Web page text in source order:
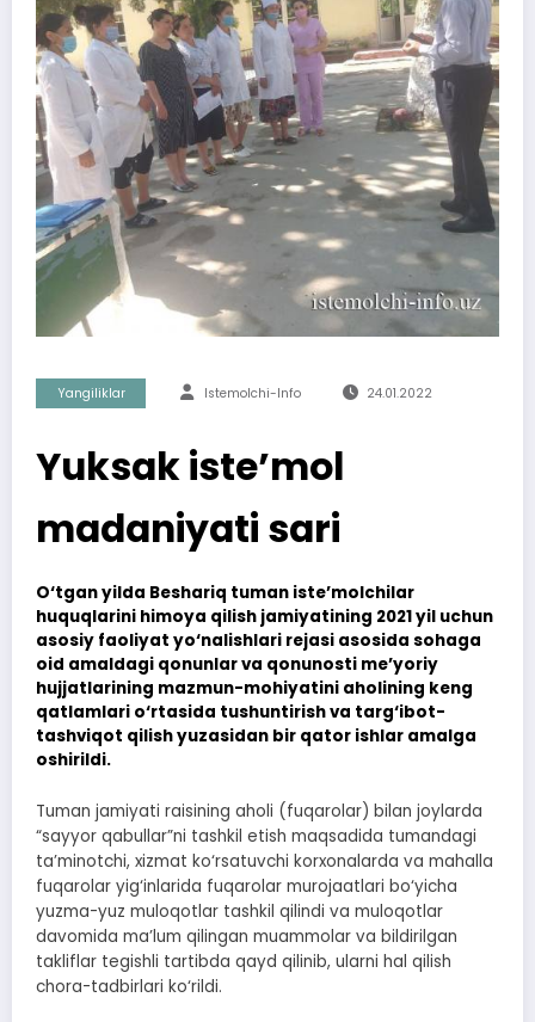
Yangiliklar Istemolchi-Info 24.01.2022
Yuksak iste’mol
madaniyati sari
O‘tgan yilda Beshariq tuman iste’molchilar
huquqlarini himoya qilish jamiyatining 2021 yil uchun
asosiy faoliyat yo‘nalishlari rejasi asosida sohaga
oid amaldagi qonunlar va qonunosti me’yoriy
hujjatlarining mazmun-mohiyatini aholining keng
qatlamlari o‘rtasida tushuntirish va targ‘ibot-
tashviqot qilish yuzasidan bir qator ishlar amalga
oshirildi.
Tuman jamiyati raisining aholi (fuqarolar) bilan joylarda
“sayyor qabullar”ni tashkil etish maqsadida tumandagi
ta’minotchi, xizmat ko‘rsatuvchi korxonalarda va mahalla
fuqarolar yig‘inlarida fuqarolar murojaatlari bo‘yicha
yuzma-yuz muloqotlar tashkil qilindi va muloqotlar
davomida ma’lum qilingan muammolar va bildirilgan
takliflar tegishli tartibda qayd qilinib, ularni hal qilish
chora-tadbirlari ko‘rildi.